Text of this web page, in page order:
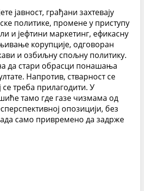
јавност, грађани захтевају
политике, промене у приступу
и јефтини маркетинг, ефикасну
корупције, одговоран
и озбиљну спољну политику.
да стари обрасци понашања
Напротив, стварност се
треба прилагодити. У
тамо где газе чизмама од
опозицији, без
само привремено да задрже